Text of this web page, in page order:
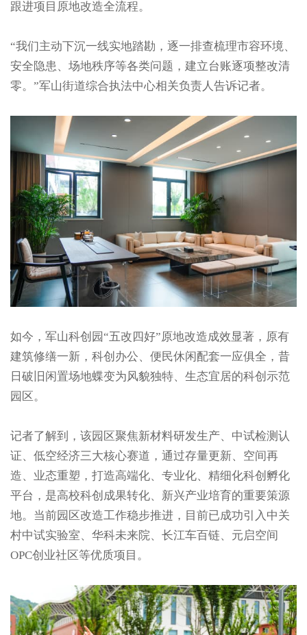
跟进项目原地改造全流程。
“我们主动下沉一线实地踏勘，逐一排查梳理市容环境、
安全隐患、场地秩序等各类问题，建立台账逐项整改清
零。”军山街道综合执法中心相关负责人告诉记者。
如今，军山科创园“五改四好”原地改造成效显著，原有
建筑修缮一新，科创办公、便民休闲配套一应俱全，昔
日破旧闲置场地蝶变为风貌独特、生态宜居的科创示范
园区。
记者了解到，该园区聚焦新材料研发生产、中试检测认
证、低空经济三大核心赛道，通过存量更新、空间再
造、业态重塑，打造高端化、专业化、精细化科创孵化
平台，是高校科创成果转化、新兴产业培育的重要策源
地。当前园区改造工作稳步推进，目前已成功引入中关
村中试实验室、华科未来院、长江车百链、元启空间
OPC创业社区等优质项目。